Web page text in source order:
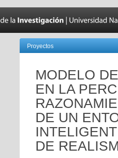
Proyectos
MODELO
EN LA
DE UN
DE